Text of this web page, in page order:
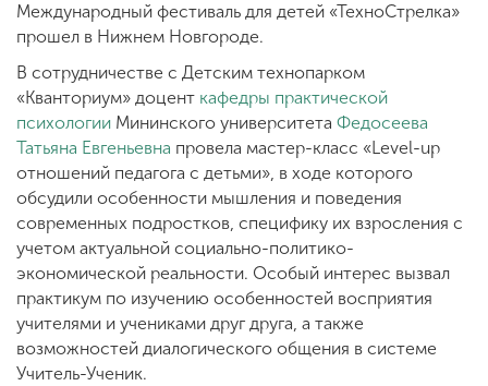
Международный фестиваль для детей «ТехноСтрелка»
прошел в Нижнем Новгороде.
В сотрудничестве с Детским технопарком
«Кванториум» доцент кафедры практической
психологии Мининского университета Федосеева
Татьяна Евгеньевна провела мастер-класс «Level-up
отношений педагога с детьми», в ходе которого
обсудили особенности мышления и поведения
современных подростков, специфику их взросления с
учетом актуальной социально-политико-
экономической реальности. Особый интерес вызвал
практикум по изучению особенностей восприятия
учителями и учениками друг друга, а также
возможностей диалогического общения в системе
Учитель-Ученик.